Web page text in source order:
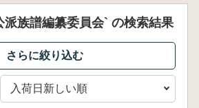
派族譜編纂委員会` の検索結果